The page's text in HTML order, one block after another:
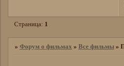
Страница: 1
» Форум о фильмах » Все фильмы »